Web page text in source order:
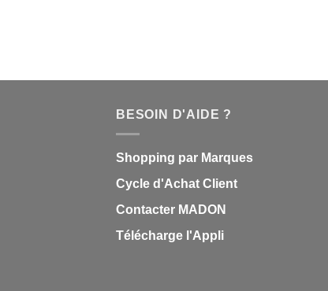
BESOIN D'AIDE ?
Shopping par Marques
Cycle d'Achat Client
Contacter MADON
Télécharge l'Appli